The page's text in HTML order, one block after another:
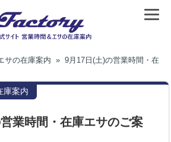
サの在庫案内 » 9月17日(土)の営業時間・在
庫案内
業時間・在庫エサのご案